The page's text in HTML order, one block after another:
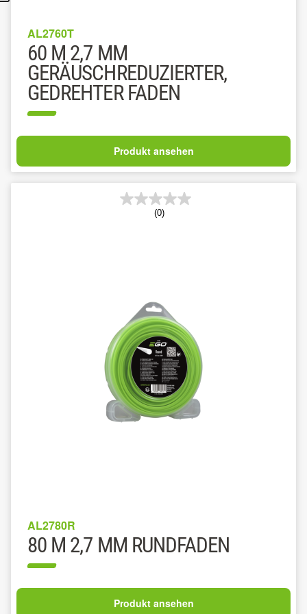
AL2760T
60 M 2,7 MM
GERÄUSCHREDUZIERTER,
GEDREHTER FADEN
Produkt ansehen
(0)
AL2780R
80 M 2,7 MM RUNDFADEN
Produkt ansehen